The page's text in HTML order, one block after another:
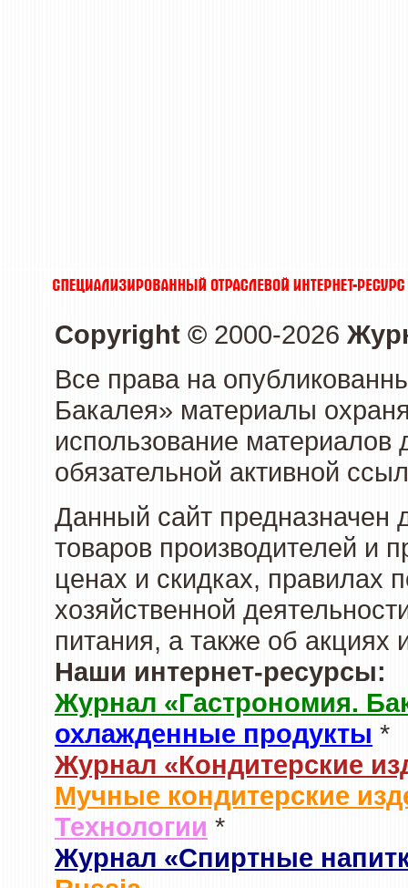
Copyright © 2000-2026
Все права на
Бакалея» материалы
использование материалов
обязательной активной
Данный сайт предназначен
товаров производителей и
ценах и скидках, правилах
хозяйственной
питания, а также об
Наши интернет-ресурсы:
Журнал «Гастрономия.
охлажденные продукты *
Журнал «Кондитерские
Мучные кондитерские
Технологии *
Журнал «Спиртные